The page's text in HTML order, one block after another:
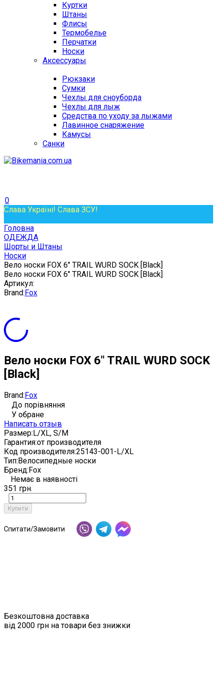
Куртки
Штаны
Флисы
Термобелье
Перчатки
Носки
Аксессуары
Рюкзаки
Сумки
Чехлы для сноуборда
Чехлы для лыж
Средства по уходу за лыжами
Лавинное снаряжение
Камусы
Санки
0
Слава Україні! Слава ЗСУ!
Головна
ОДЕЖДА
Шорты и Штаны
Носки
Вело носки FOX 6" TRAIL WURD SOCK [Black]
Вело носки FOX 6" TRAIL WURD SOCK [Black]
Артикул:
Brand:Fox
Вело носки FOX 6" TRAIL WURD SOCK
[Black]
Brand:Fox
До порівняння
У обране
Написать отзыв
Размер:L/XL, S/M
Гарантия:от производителя
Код производителя:25143-001-L/XL
Тип:Велосипедные носки
Бренд:Fox
Немає в наявності
351 грн.
Купити
Спитати/Замовити
Безкоштовна доставка
від 2000 грн на товари без знижки